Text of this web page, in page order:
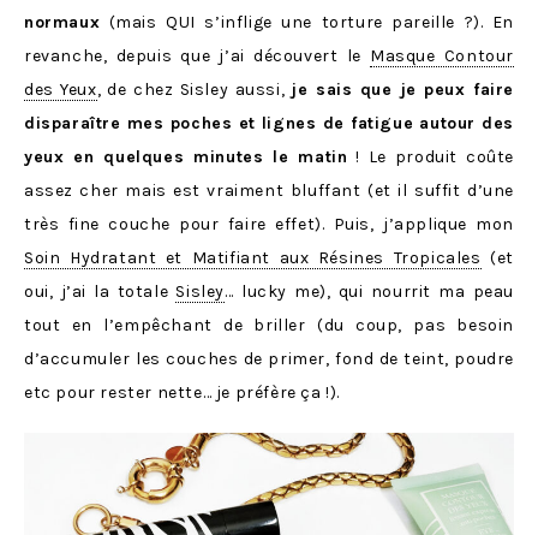
normaux (mais QUI s’inflige une torture pareille ?). En
revanche, depuis que j’ai découvert le Masque Contour
des Yeux, de chez Sisley aussi, je sais que je peux faire
disparaître mes poches et lignes de fatigue autour des
yeux en quelques minutes le matin ! Le produit coûte
assez cher mais est vraiment bluffant (et il suffit d’une
très fine couche pour faire effet). Puis, j’applique mon
Soin Hydratant et Matifiant aux Résines Tropicales (et
oui, j’ai la totale Sisley… lucky me), qui nourrit ma peau
tout en l’empêchant de briller (du coup, pas besoin
d’accumuler les couches de primer, fond de teint, poudre
etc pour rester nette… je préfère ça !).